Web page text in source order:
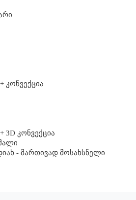
კონვექცია
3D კონვექცია
- მართივად მოსახსნელი